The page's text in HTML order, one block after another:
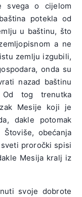
svega o cijelom
potekla od
u baštinu, što
a ne
zemlju izgubili,
onda su
nazad baštinu
tog trenutka
Mesije koji je
dakle potomak
Štoviše, obećanja
proročki spisi
Mesija kralj iz
svoje dobrote